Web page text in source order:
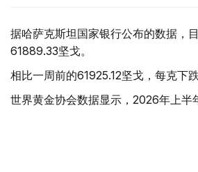
据哈萨克斯坦国家银行公布的数据，
61889.33坚戈。
相比一周前的61925.12坚戈，每克下
世界黄金协会数据显示，2026年上半